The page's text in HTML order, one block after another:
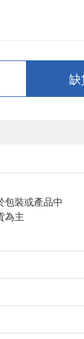
包裝或產品中
為主